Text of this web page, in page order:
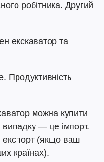
робітника. Другий
екскаватор та
Продуктивність
можна купити
— це імпорт.
експорт (якщо ваш
країнах).